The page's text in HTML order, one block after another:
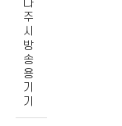
나
주
시
방
송
용
기
기